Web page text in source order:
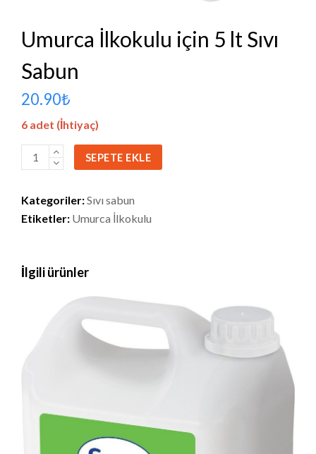
Umurca İlkokulu için 5 lt Sıvı
Sabun
20.90₺
6 adet (İhtiyaç)
Umurca
İlkokulu
5
lt
Sabun
adet
SEPETE EKLE
Kategoriler:Sıvı sabun
Etiketler: Umurca İlkokulu
İlgili ürünler